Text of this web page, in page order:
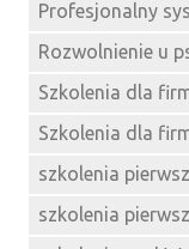
Profesjonalny
Rozwolnienie u
Szkolenia dla
Szkolenia dla
szkolenia
szkolenia